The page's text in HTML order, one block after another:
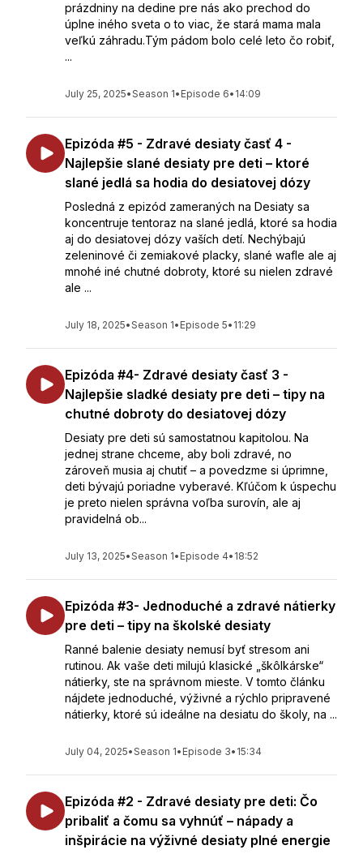
prázdniny na dedine pre nás ako prechod do
úplne iného sveta o to viac, že stará mama mala
veľkú záhradu.Tým pádom bolo celé leto čo robiť,
...
July 25, 2025•Season 1• Episode 6• 14:09
Epizóda #5 - Zdravé desiaty časť 4 -
Najlepšie slané desiaty pre deti – ktoré
slané jedlá sa hodia do desiatovej dózy
Posledná z epizód zameraných na Desiaty sa
koncentruje tentoraz na slané jedlá, ktoré sa hodia
aj do desiatovej dózy vaších detí. Nechýbajú
zeleninové či zemiakové placky, slané wafle ale aj
mnohé iné chutné dobroty, ktoré su nielen zdravé
ale ...
July 18, 2025•Season 1• Episode 5• 11:29
Epizóda #4- Zdravé desiaty časť 3 -
Najlepšie sladké desiaty pre deti – tipy na
chutné dobroty do desiatovej dózy
Desiaty pre deti sú samostatnou kapitolou. Na
jednej strane chceme, aby boli zdravé, no
zároveň musia aj chutiť – a povedzme si úprimne,
deti bývajú poriadne vyberavé. Kľúčom k úspechu
je preto nielen správna voľba surovín, ale aj
pravidelná ob...
July 13, 2025•Season 1• Episode 4• 18:52
Epizóda #3- Jednoduché a zdravé nátierky
pre deti – tipy na školské desiaty
Ranné balenie desiaty nemusí byť stresom ani
rutinou. Ak vaše deti milujú klasické „škôlkárske“
nátierky, ste na správnom mieste. V tomto článku
nájdete jednoduché, výživné a rýchlo pripravené
nátierky, ktoré sú ideálne na desiatu do školy, na ...
July 04, 2025•Season 1• Episode 3• 15:34
Epizóda #2 - Zdravé desiaty pre deti: Čo
pribaliť a čomu sa vyhnúť – nápady a
inšpirácie na výživné desiaty plné energie